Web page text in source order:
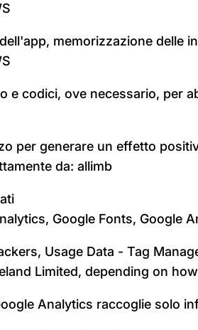
memorizzazione delle
e codici, ove necessario, per
per generare un effetto
da: allimb
Google Fonts, Google
Usage Data - Tag
Limited, depending on
Analytics raccoglie solo